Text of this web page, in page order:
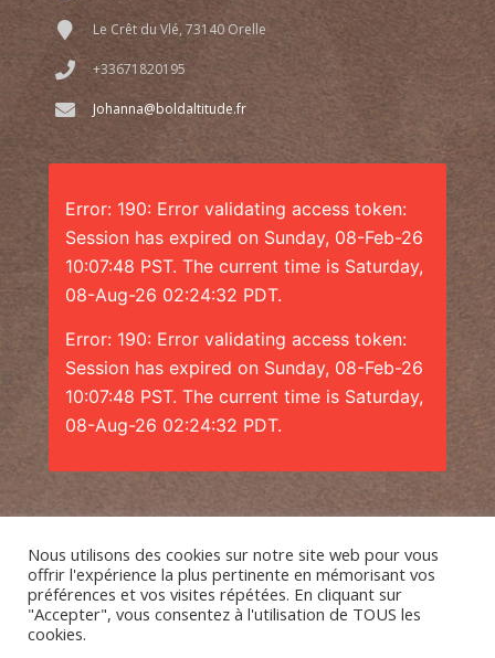
Le Crêt du Vlé, 73140 Orelle
+33671820195
Johanna@boldaltitude.fr
Error: 190: Error validating access token:
Session has expired on Sunday, 08-Feb-26
10:07:48 PST. The current time is Saturday,
08-Aug-26 02:24:32 PDT.
Error: 190: Error validating access token:
Session has expired on Sunday, 08-Feb-26
10:07:48 PST. The current time is Saturday,
08-Aug-26 02:24:32 PDT.
Nous utilisons des cookies sur notre site web pour vous
offrir l'expérience la plus pertinente en mémorisant vos
préférences et vos visites répétées. En cliquant sur
"Accepter", vous consentez à l'utilisation de TOUS les
cookies.